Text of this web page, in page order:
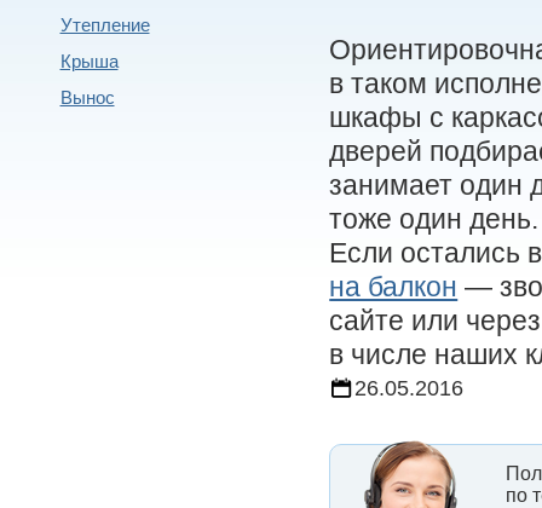
Утепление
Крыша
Вынос
в таком
шкафы с
дверей
занимает один
тоже один день.
Если остались
на балкон —
сайте или
в числе наших
26.05.2016
по